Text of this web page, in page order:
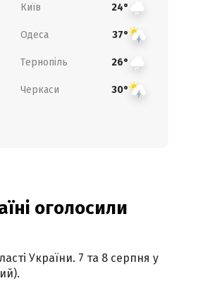
Київ 24°
Одеса 37°
Тернопіль 26°
Черкаси 30°
оголосили
України. 7 та 8 серпня у